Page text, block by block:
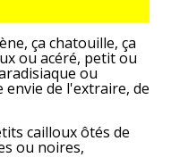
ça chatouille, ça
ou acéré, petit ou
ou
de l'extraire, de
cailloux ôtés de
ou noires,